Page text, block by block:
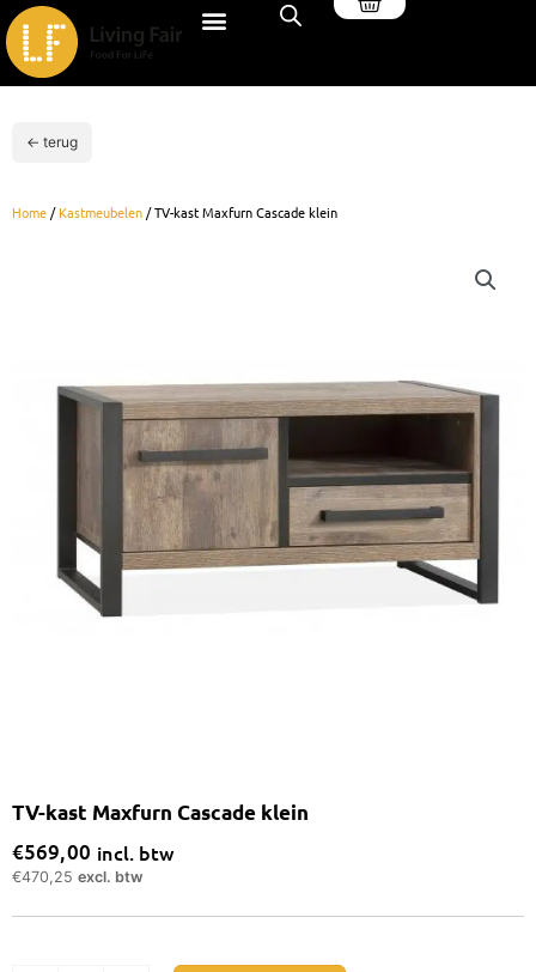
Ga
naar
de
inhoud
← terug
Home /Kastmeubelen / TV-kast Maxfurn Cascade klein
TV-kast Maxfurn Cascade klein
€569,00 incl. btw
€470,25 excl. btw